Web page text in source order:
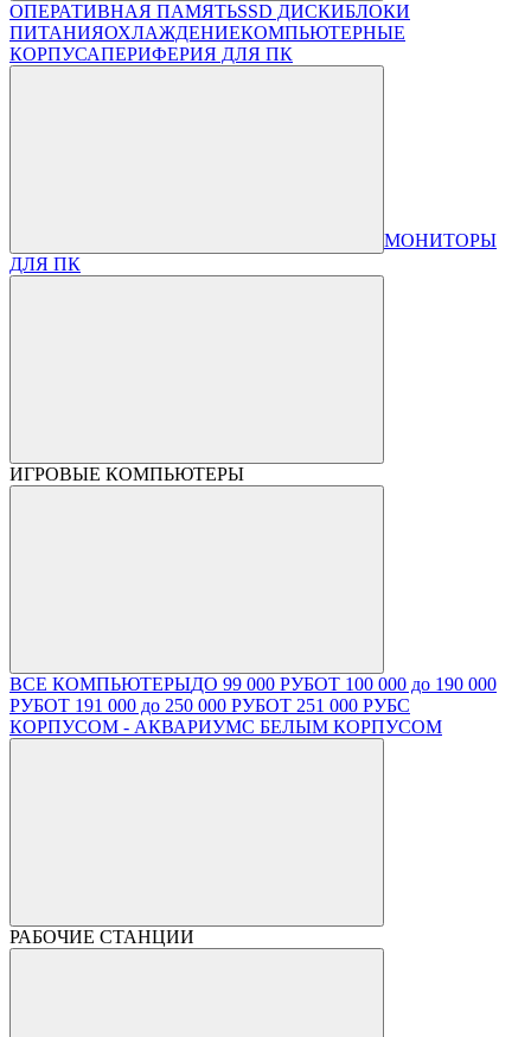
ОПЕРАТИВНАЯ ПАМЯТЬSSD ДИСКИБЛОКИ
ПИТАНИЯОХЛАЖДЕНИЕКОМПЬЮТЕРНЫЕ
КОРПУСАПЕРИФЕРИЯ ДЛЯ ПК
МОНИТОРЫ
ДЛЯ ПК
ИГРОВЫЕ КОМПЬЮТЕРЫ
ВСЕ КОМПЬЮТЕРЫДО 99 000 РУБОТ 100 000 до 190 000
РУБОТ 191 000 до 250 000 РУБОТ 251 000 РУБС
КОРПУСОМ - АКВАРИУМС БЕЛЫМ КОРПУСОМ
РАБОЧИЕ СТАНЦИИ